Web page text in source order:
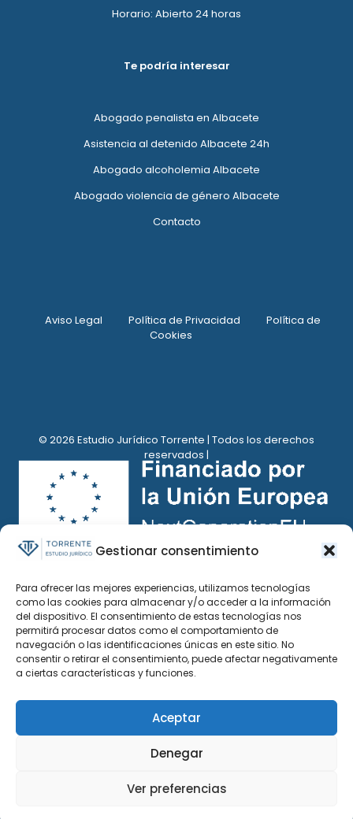
Gestionar consentimiento
Para ofrecer las mejores experiencias, utilizamos tecnologías
como las cookies para almacenar y/o acceder a la información
del dispositivo. El consentimiento de estas tecnologías nos
permitirá procesar datos como el comportamiento de
navegación o las identificaciones únicas en este sitio. No
consentir o retirar el consentimiento, puede afectar negativamente
a ciertas características y funciones.
Aceptar
Denegar
Ver preferencias
Horario: Abierto 24 horas
Te podría interesar
Abogado penalista en Albacete
Asistencia al detenido Albacete 24h
Abogado alcoholemia Albacete
Abogado violencia de género Albacete
Contacto
Aviso Legal Política de Privacidad
Política de
Cookies
© 2026 Estudio Jurídico Torrente | Todos los derechos
reservados |